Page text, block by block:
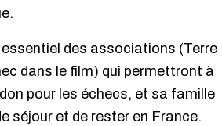
essentiel des associations (Terre
dans le film) qui permettront à
pour les échecs, et sa famille
séjour et de rester en France.